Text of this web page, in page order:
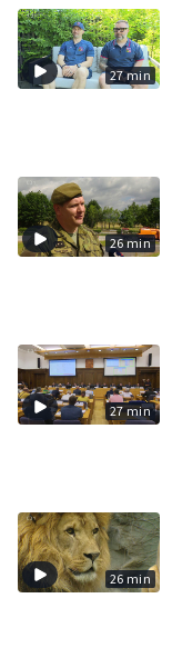
27 min
26 min
27 min
26 min